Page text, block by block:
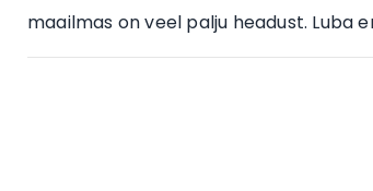
maailmas on veel palju headust. Luba